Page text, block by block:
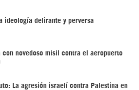
ideología delirante y perversa
con novedoso misil contra el aeropuerto
La agresión israelí contra Palestina en